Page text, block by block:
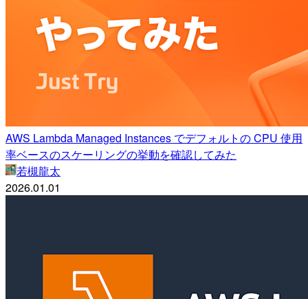
AWS Lambda Managed Instances でデフォルトの CPU 使用
率ベースのスケーリングの挙動を確認してみた
若槻龍太
2026.01.01